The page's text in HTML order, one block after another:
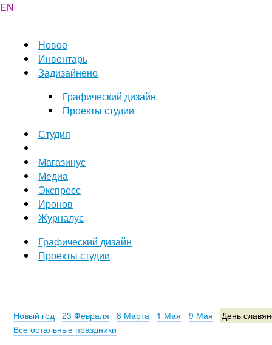
EN
Новое
Инвентарь
Задизайнено
Графический дизайн
Проекты студии
Студия
Магазинус
Медиа
Экспресс
Иронов
Журналус
Графический дизайн
Проекты студии
Новый год 23 Февраля 8 Марта 1 Мая 9 Мая
День
Все остальные праздники